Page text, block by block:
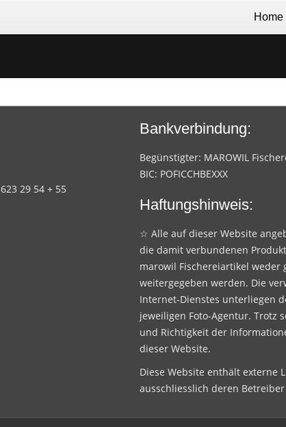
Home
29 54 + 55
Bankverbindung:
Begünstigter: MAROWIL
BIC: POFICCHBEXXX
Haftungshinweis:
☆ Alle auf dieser Website
die damit verbundenen
marowil Fischereiartikel weder
weitergegeben werden. Die
Internet-Dienstes unterliegen
jeweiligen Foto-Agentur. Trotz
und Richtigkeit der
dieser Website.
Diese Website enthält externe
ausschliesslich deren